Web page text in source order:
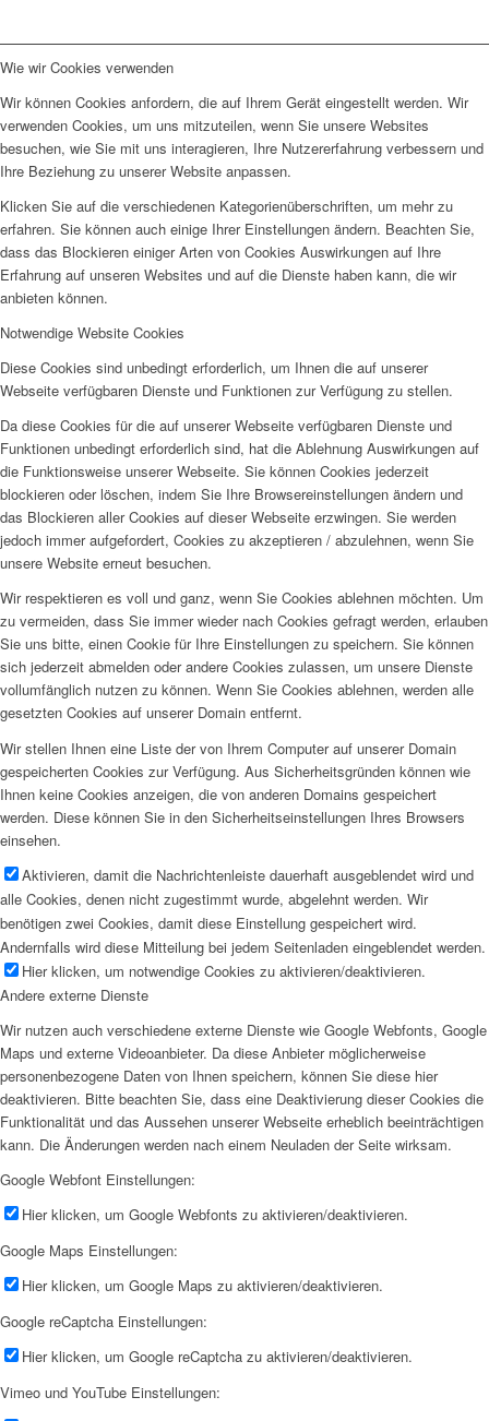
Wie wir Cookies verwenden
Wir können Cookies anfordern, die auf Ihrem Gerät eingestellt werden. Wir
verwenden Cookies, um uns mitzuteilen, wenn Sie unsere Websites
besuchen, wie Sie mit uns interagieren, Ihre Nutzererfahrung verbessern und
Ihre Beziehung zu unserer Website anpassen.
Klicken Sie auf die verschiedenen Kategorienüberschriften, um mehr zu
erfahren. Sie können auch einige Ihrer Einstellungen ändern. Beachten Sie,
dass das Blockieren einiger Arten von Cookies Auswirkungen auf Ihre
Erfahrung auf unseren Websites und auf die Dienste haben kann, die wir
anbieten können.
Notwendige Website Cookies
Diese Cookies sind unbedingt erforderlich, um Ihnen die auf unserer
Webseite verfügbaren Dienste und Funktionen zur Verfügung zu stellen.
Da diese Cookies für die auf unserer Webseite verfügbaren Dienste und
Funktionen unbedingt erforderlich sind, hat die Ablehnung Auswirkungen auf
die Funktionsweise unserer Webseite. Sie können Cookies jederzeit
blockieren oder löschen, indem Sie Ihre Browsereinstellungen ändern und
das Blockieren aller Cookies auf dieser Webseite erzwingen. Sie werden
jedoch immer aufgefordert, Cookies zu akzeptieren / abzulehnen, wenn Sie
unsere Website erneut besuchen.
Wir respektieren es voll und ganz, wenn Sie Cookies ablehnen möchten. Um
zu vermeiden, dass Sie immer wieder nach Cookies gefragt werden, erlauben
Sie uns bitte, einen Cookie für Ihre Einstellungen zu speichern. Sie können
sich jederzeit abmelden oder andere Cookies zulassen, um unsere Dienste
vollumfänglich nutzen zu können. Wenn Sie Cookies ablehnen, werden alle
gesetzten Cookies auf unserer Domain entfernt.
Wir stellen Ihnen eine Liste der von Ihrem Computer auf unserer Domain
gespeicherten Cookies zur Verfügung. Aus Sicherheitsgründen können wie
Ihnen keine Cookies anzeigen, die von anderen Domains gespeichert
werden. Diese können Sie in den Sicherheitseinstellungen Ihres Browsers
einsehen.
Aktivieren, damit die Nachrichtenleiste dauerhaft ausgeblendet wird und
alle Cookies, denen nicht zugestimmt wurde, abgelehnt werden. Wir
benötigen zwei Cookies, damit diese Einstellung gespeichert wird.
Andernfalls wird diese Mitteilung bei jedem Seitenladen eingeblendet werden.
Hier klicken, um notwendige Cookies zu aktivieren/deaktivieren.
Andere externe Dienste
Wir nutzen auch verschiedene externe Dienste wie Google Webfonts, Google
Maps und externe Videoanbieter. Da diese Anbieter möglicherweise
personenbezogene Daten von Ihnen speichern, können Sie diese hier
deaktivieren. Bitte beachten Sie, dass eine Deaktivierung dieser Cookies die
Funktionalität und das Aussehen unserer Webseite erheblich beeinträchtigen
kann. Die Änderungen werden nach einem Neuladen der Seite wirksam.
Google Webfont Einstellungen:
Hier klicken, um Google Webfonts zu aktivieren/deaktivieren.
Google Maps Einstellungen:
Hier klicken, um Google Maps zu aktivieren/deaktivieren.
Google reCaptcha Einstellungen:
Hier klicken, um Google reCaptcha zu aktivieren/deaktivieren.
Vimeo und YouTube Einstellungen: